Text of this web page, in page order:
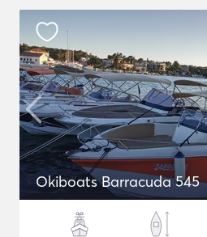
Okiboats Barracuda 545